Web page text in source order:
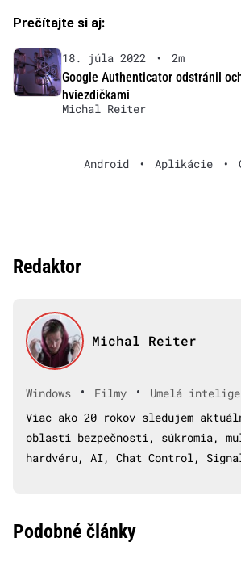
Prečítajte si aj:
18. júla 2022 •
2m
Google Authenticator odstránil
hviezdičkami
Michal Reiter
Android • Aplikácie •
Redaktor
Michal Reiter
Windows • Filmy •
Umelá
Viac ako 20 rokov sledujem
oblasti bezpečnosti, súkromia,
hardvéru, AI, Chat Control,
Podobné články